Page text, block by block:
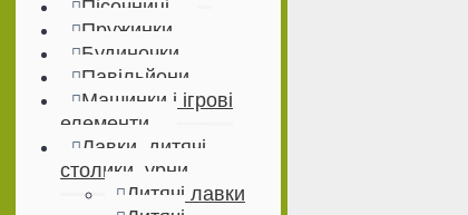
Пісочниці
Пружинки
Будиночки
Павільйони
Машинки і ігрові
елементи
Лавки, дитячі
столики, урни
Дитячі лавки